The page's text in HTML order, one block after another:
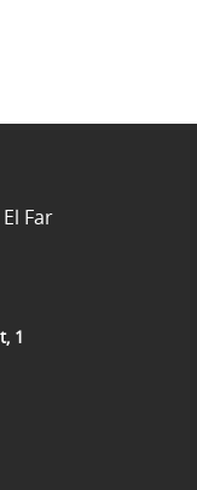
1
Far